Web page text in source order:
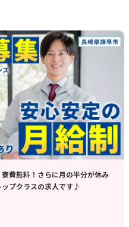
寮費無料！さらに月の半分が休み
プクラスの求人です♪